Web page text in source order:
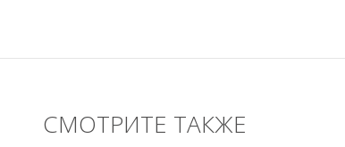
СМОТРИТЕ ТАКЖЕ